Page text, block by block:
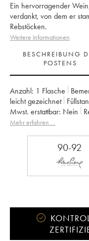
Ein hervorragender
verdankt, von dem er
Rebstöcken.
Weitere Informationen
BESCHREIBUNG
POSTENS
Anzahl: 1 Flasche
leicht gezeichnet
Mwst. erstattbar:
nein
Appellation:
Gevrey-
Mehr erfahren …
90-92